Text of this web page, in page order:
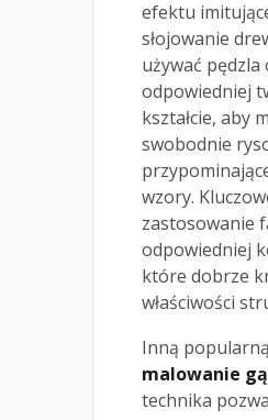
efektu
słojowanie
używać pędzla
odpowiedniej
kształcie, aby
swobodnie
wzory.
zastosowanie
odpowiedniej
które dobrze
właściwości
Inną
malowanie
technika